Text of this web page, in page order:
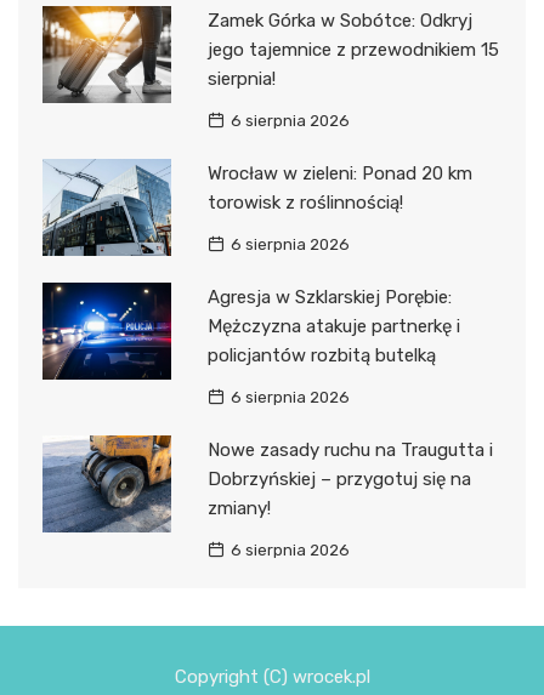
Zamek Górka w Sobótce: Odkryj
jego tajemnice z przewodnikiem 15
sierpnia!
6 sierpnia 2026
Wrocław w zieleni: Ponad 20 km
torowisk z roślinnością!
6 sierpnia 2026
Agresja w Szklarskiej Porębie:
Mężczyzna atakuje partnerkę i
policjantów rozbitą butelką
6 sierpnia 2026
Nowe zasady ruchu na Traugutta i
Dobrzyńskiej – przygotuj się na
zmiany!
6 sierpnia 2026
Copyright (C) wrocek.pl